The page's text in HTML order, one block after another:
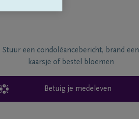
Stuur een condoléancebericht, brand een
kaarsje of bestel bloemen
Betuig je medeleven